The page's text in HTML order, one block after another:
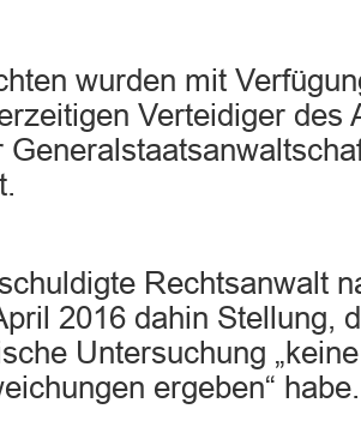
wurden mit
Verteidiger des
Rechtsanwalt
2016 dahin Stellung,
Untersuchung
ergeben“ habe.